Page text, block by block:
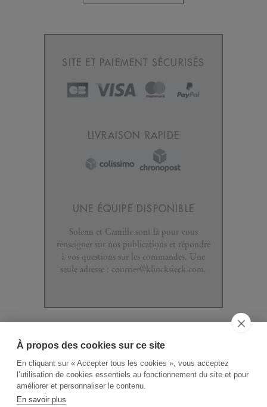
À propos des cookies sur ce site
En cliquant sur « Accepter tous les cookies », vous acceptez
l’utilisation de cookies essentiels au fonctionnement du site et pour
améliorer et personnaliser le contenu.
En savoir plus
SITE ET PAIEMENT SÉCURISÉS
LIVRAISON RAPIDE
UNE ÉQUIPE DISPONIBLE
Solenn et Camille sont là pour vous
renseigner sur nos publications et répondre
à vos questions sur les commandes. Une
seule adresse : courrier@klincksieck.com.
RECHERCHE THÉMATIQUE
RIGHTS & PERMISSIONS